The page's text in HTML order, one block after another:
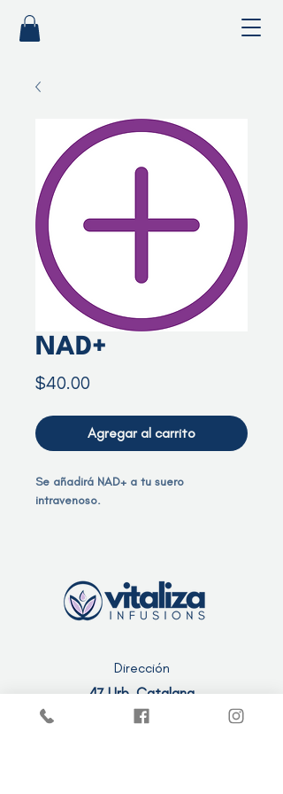
NAD+
$40.00
Agregar al carrito
Se añadirá NAD+ a tu suero
intravenoso.
Dirección
47 Urb. Catalana
Barceloneta, Puerto Rico 00617